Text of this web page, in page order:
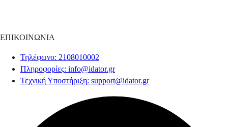
ΕΠΙΚΟΙΝΩΝΙΑ
Τηλέφωνο: 2108010002
Πληροφορίες: info@idator.gr
Τεχνική Υποστήριξη: support@idator.gr